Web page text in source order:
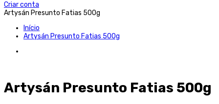
Criar conta
Artysán Presunto Fatias 500g
Início
Artysán Presunto Fatias 500g
Artysán Presunto Fatias 500g